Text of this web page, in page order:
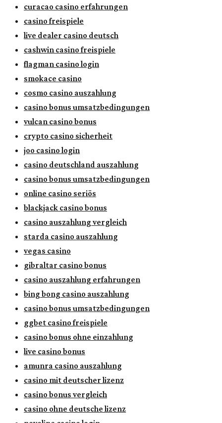
curacao casino erfahrungen
casino freispiele
live dealer casino deutsch
cashwin casino freispiele
flagman casino login
smokace casino
cosmo casino auszahlung
casino bonus umsatzbedingungen
vulcan casino bonus
crypto casino sicherheit
joo casino login
casino deutschland auszahlung
casino bonus umsatzbedingungen
online casino seriös
blackjack casino bonus
casino auszahlung vergleich
starda casino auszahlung
vegas casino
gibraltar casino bonus
casino auszahlung erfahrungen
bing bong casino auszahlung
casino bonus umsatzbedingungen
ggbet casino freispiele
casino bonus ohne einzahlung
live casino bonus
amunra casino auszahlung
casino mit deutscher lizenz
casino bonus vergleich
casino ohne deutsche lizenz